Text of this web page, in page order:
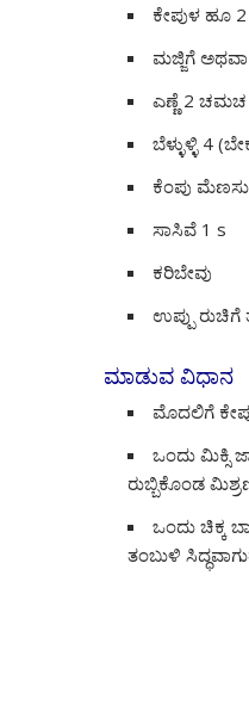
ಕೇಪುಳ ಹೂ
ಮಜ್ಜಿಗೆ
ಎಣ್ಣೆ 2 ಚಮಚ
ಬೆಳ್ಳುಳ್ಳಿ 4
ಕೆಂಪು ಮೆಣಸು
ಸಾಸಿವೆ 1 s
ಕರಿಬೇವು
ಉಪ್ಪು ರುಚಿಗೆ
ಮಾಡುವ ವಿಧಾನ
ಮೊದಲಿಗೆ
ಒಂದು ಮಿಕ್ಸಿ
ರುಬ್ಬಿಕೊಂಡ
ಒಂದು ಚಿಕ್ಕ
ತಂಬುಳಿ